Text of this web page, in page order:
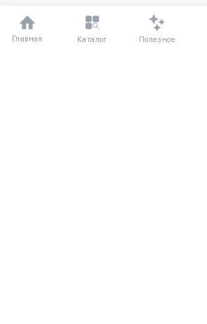
Главная Каталог Полезное